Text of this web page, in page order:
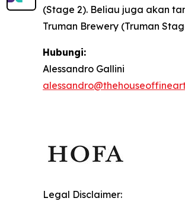
(Stage 2). Beliau juga akan
Truman Brewery (Truman
Hubungi:
Alessandro Gallini
Legal Disclaimer: